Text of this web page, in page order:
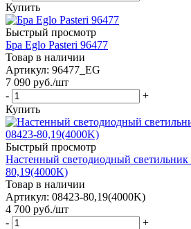
Купить
Быстрый просмотр
Бра Eglo Pasteri 96477
Товар в наличии
Артикул: 96477_EG
7 090 руб./шт
-
+
Купить
Быстрый просмотр
Настенный светодиодный
80,19(4000K)
Товар в наличии
Артикул: 08423-80,19(4000K)
4 700 руб./шт
-
+